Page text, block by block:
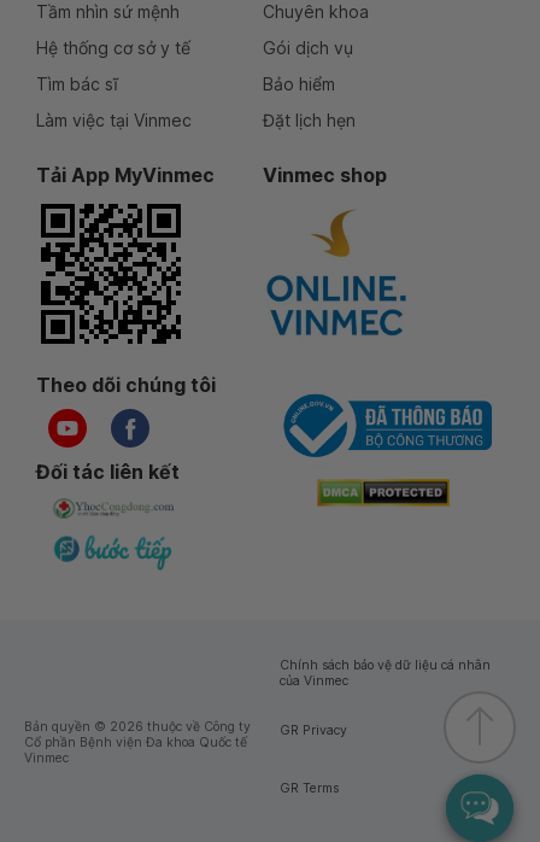
Tầm nhìn sứ mệnh
Hệ thống cơ sở y tế
Tìm bác sĩ
Làm việc tại Vinmec
Chuyên khoa
Gói dịch vụ
Bảo hiểm
Đặt lịch hẹn
Tải App MyVinmec Vinmec shop
Theo dõi chúng tôi
Đối tác liên kết
Bản quyền © 2026 thuộc về Công ty
Cổ phần Bệnh viện Đa khoa Quốc tế
Vinmec
Chính sách bảo vệ dữ liệu cá nhân
của Vinmec
GR Privacy
GR Terms